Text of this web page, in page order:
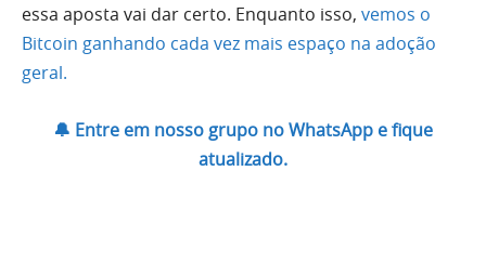
essa aposta vai dar certo. Enquanto isso, vemos o
Bitcoin ganhando cada vez mais espaço na adoção
geral.
🔔 Entre em nosso grupo no WhatsApp e fique
atualizado.